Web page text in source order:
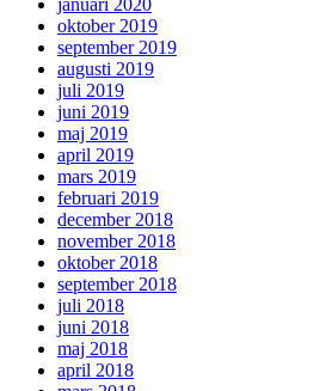
januari 2020
oktober 2019
september 2019
augusti 2019
juli 2019
juni 2019
maj 2019
april 2019
mars 2019
februari 2019
december 2018
november 2018
oktober 2018
september 2018
juli 2018
juni 2018
maj 2018
april 2018